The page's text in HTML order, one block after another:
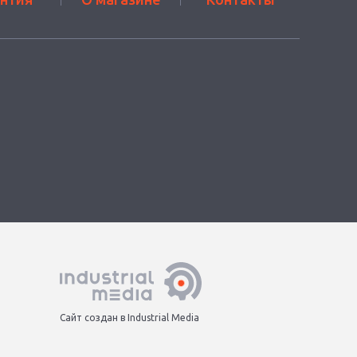
Сайт создан в Industrial Media